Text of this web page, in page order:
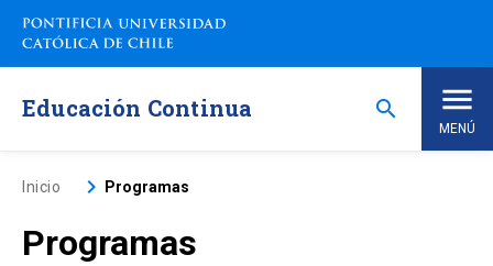
Saltar
contenido
Educación Continua search
MENÚ
Inicio
Nosotros
Inicio keyboard_arrow_right Programas
Programas